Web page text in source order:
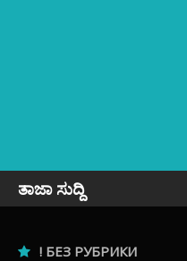
ತಾಜಾ ಸುದ್ದಿ
! БЕЗ РУБРИКИ